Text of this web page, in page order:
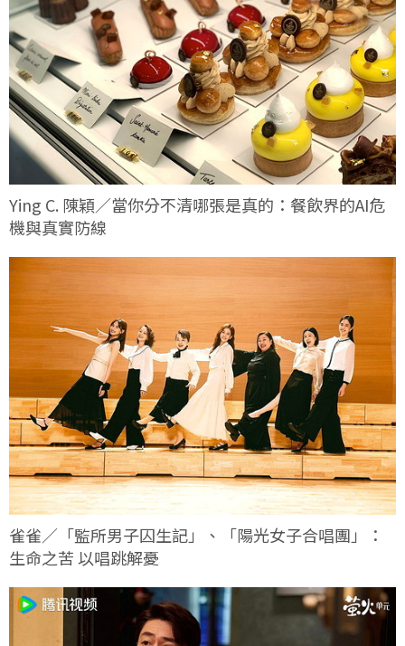
Ying C. 陳穎／當你分不清哪張是真的：餐飲界的AI危
機與真實防線
雀雀／「監所男子囚生記」、「陽光女子合唱團」：
生命之苦 以唱跳解憂